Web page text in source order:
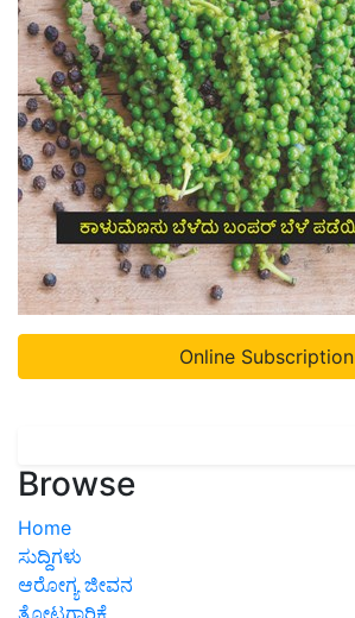
Online Subscription
Browse
Home
ಸುದ್ದಿಗಳು
ಆರೋಗ್ಯ ಜೀವನ
ತೋಟಗಾರಿಕೆ